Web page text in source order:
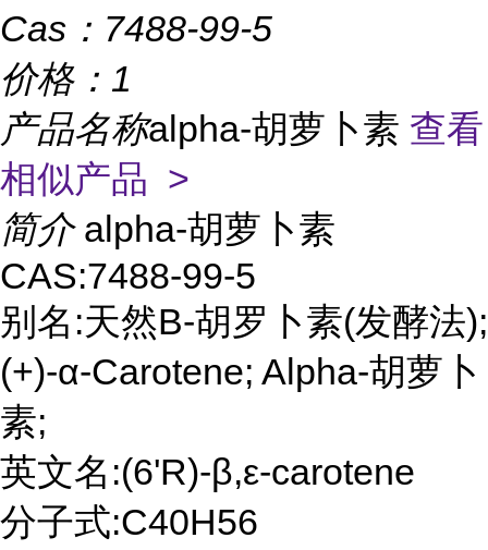
Cas： 7488-99-5
价格： 1
产品名称alpha-胡萝卜素 查看
相似产品 >
简介 alpha-胡萝卜素
CAS:7488-99-5
别名:天然Β-胡罗卜素(发酵法);
(+)-α-Carotene; Alpha-胡萝卜
素;
英文名:(6'R)-β,ε-carotene
分子式:C40H56